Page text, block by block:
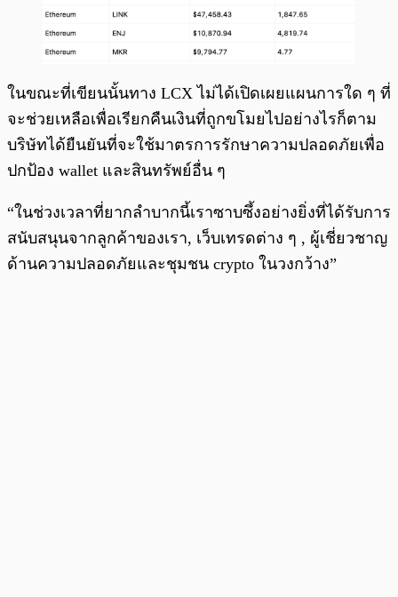
ในขณะที่เขียนนั้นทาง LCX ไม่ได้เปิดเผยแผนการใด ๆ ที่
จะช่วยเหลือเพื่อเรียกคืนเงินที่ถูกขโมยไปอย่างไรก็ตาม
บริษัทได้ยืนยันที่จะใช้มาตรการรักษาความปลอดภัยเพื่อ
ปกป้อง wallet และสินทรัพย์อื่น ๆ
“ในช่วงเวลาที่ยากลำบากนี้เราซาบซึ้งอย่างยิ่งที่ได้รับการ
สนับสนุนจากลูกค้าของเรา, เว็บเทรดต่าง ๆ , ผู้เชี่ยวชาญ
ด้านความปลอดภัยและชุมชน crypto ในวงกว้าง”